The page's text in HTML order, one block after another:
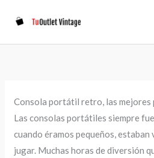
Consola portátil retro, las mejores
Las consolas portátiles siempre
cuando éramos pequeños,
jugar. Muchas horas de diversión